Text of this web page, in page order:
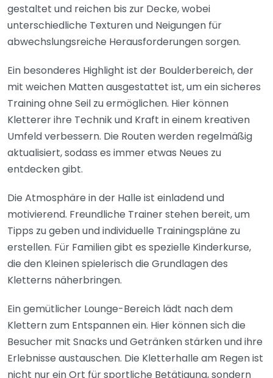
gestaltet und reichen bis zur Decke, wobei
unterschiedliche Texturen und Neigungen für
abwechslungsreiche Herausforderungen sorgen.
Ein besonderes Highlight ist der Boulderbereich, der
mit weichen Matten ausgestattet ist, um ein sicheres
Training ohne Seil zu ermöglichen. Hier können
Kletterer ihre Technik und Kraft in einem kreativen
Umfeld verbessern. Die Routen werden regelmäßig
aktualisiert, sodass es immer etwas Neues zu
entdecken gibt.
Die Atmosphäre in der Halle ist einladend und
motivierend. Freundliche Trainer stehen bereit, um
Tipps zu geben und individuelle Trainingspläne zu
erstellen. Für Familien gibt es spezielle Kinderkurse,
die den Kleinen spielerisch die Grundlagen des
Kletterns näherbringen.
Ein gemütlicher Lounge-Bereich lädt nach dem
Klettern zum Entspannen ein. Hier können sich die
Besucher mit Snacks und Getränken stärken und ihre
Erlebnisse austauschen. Die Kletterhalle am Regen ist
nicht nur ein Ort für sportliche Betätigung, sondern